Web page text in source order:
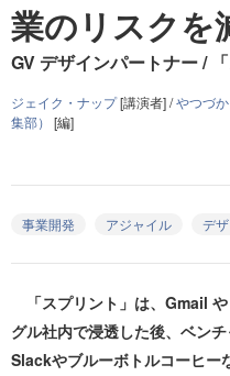
業のリスクを
GV デザインパートナー /
ジェイク・ナップ[講演者] /やつづか
集部） [編]
事業開発 アジャイル デ
「スプリント」は、Gmail
グル社内で浸透した後、ベン
Slackやブルーボトルコーヒー